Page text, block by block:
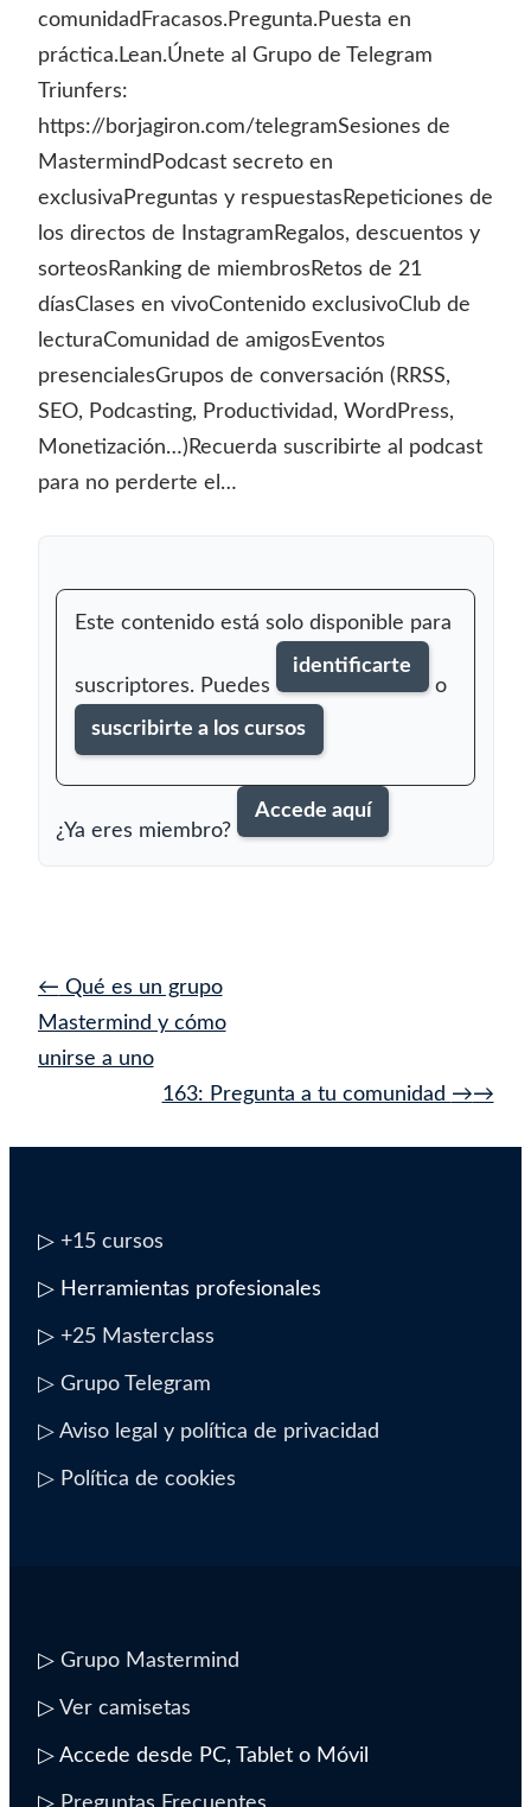
comunidadFracasos.Pregunta.Puesta en
práctica.Lean.Únete al Grupo de Telegram
Triunfers:
https://borjagiron.com/telegramSesiones de
MastermindPodcast secreto en
exclusivaPreguntas y respuestasRepeticiones de
los directos de InstagramRegalos, descuentos y
sorteosRanking de miembrosRetos de 21
díasClases en vivoContenido exclusivoClub de
lecturaComunidad de amigosEventos
presencialesGrupos de conversación (RRSS,
SEO, Podcasting, Productividad, WordPress,
Monetización…)Recuerda suscribirte al podcast
para no perderte el…
Este contenido está solo disponible para
suscriptores. Puedes
identificarte
o
suscribirte a los cursos
¿Ya eres miembro?
Accede aquí
Navegación
de
entrada
← Qué es un grupo
Mastermind y cómo
unirse a uno
163: Pregunta a tu comunidad
→
▷ +15 cursos
▷ Herramientas profesionales
▷ +25 Masterclass
▷ Grupo Telegram
▷ Aviso legal y política de privacidad
▷ Política de cookies
▷ Grupo Mastermind
▷ Ver camisetas
▷ Accede desde PC, Tablet o Móvil